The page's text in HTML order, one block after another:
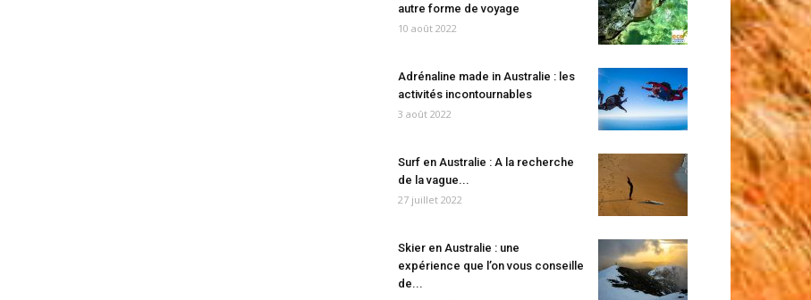
autre forme de voyage
10 août 2022
Adrénaline made in Australie : les
activités incontournables
3 août 2022
Surf en Australie : A la recherche
de la vague...
27 juillet 2022
Skier en Australie : une
expérience que l’on vous conseille
de...